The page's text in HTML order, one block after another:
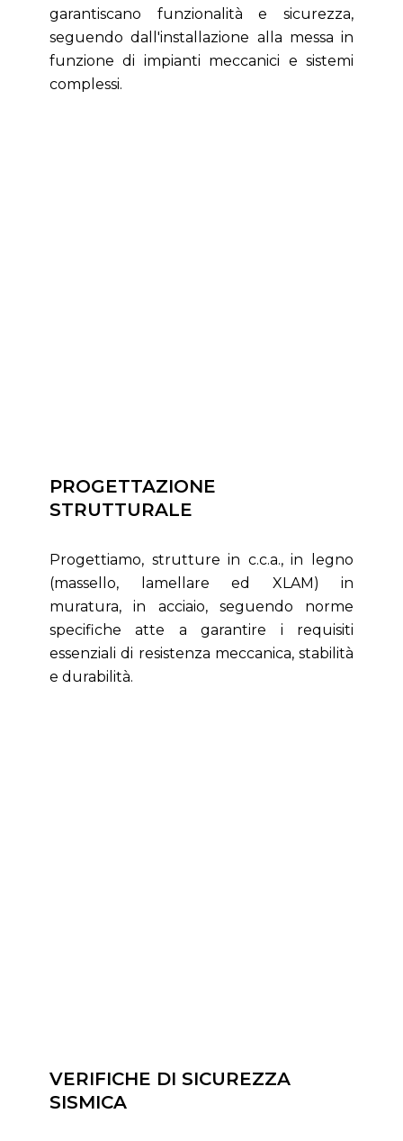
garantiscano funzionalità e sicurezza,
seguendo dall'installazione alla messa in
funzione di impianti meccanici e sistemi
complessi.
PROGETTAZIONE
STRUTTURALE
Progettiamo, strutture in c.c.a., in legno
(massello, lamellare ed XLAM) in
muratura, in acciaio, seguendo norme
specifiche atte a garantire i requisiti
essenziali di resistenza meccanica, stabilità
e durabilità.
VERIFICHE DI SICUREZZA
SISMICA